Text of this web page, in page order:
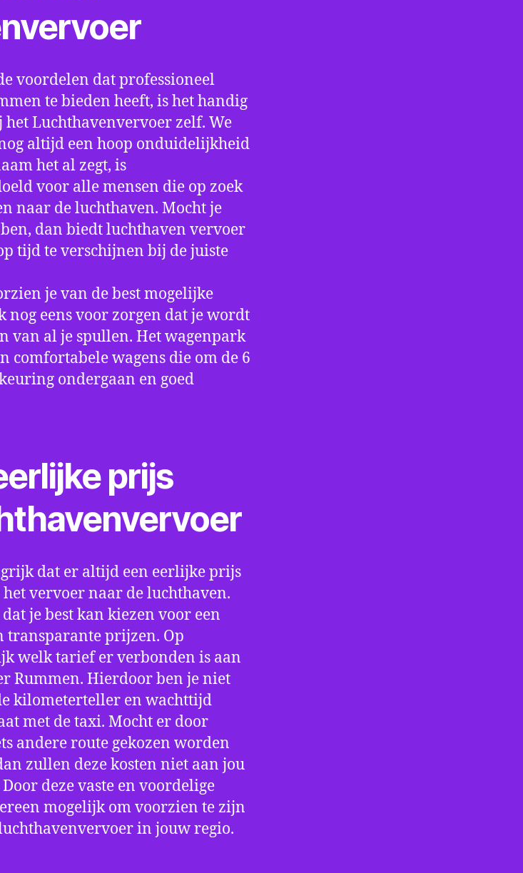
voordelen dat professioneel
te bieden heeft, is het handig
het Luchthavenvervoer zelf. We
altijd een hoop onduidelijkheid
het al zegt, is
voor alle mensen die op zoek
naar de luchthaven. Mocht je
dan biedt luchthaven vervoer
tijd te verschijnen bij de juiste
je van de best mogelijke
nog eens voor zorgen dat je wordt
van al je spullen. Het wagenpark
comfortabele wagens die om de 6
ondergaan en goed
prijs
dat er altijd een eerlijke prijs
vervoer naar de luchthaven.
je best kan kiezen voor een
transparante prijzen. Op
welk tarief er verbonden is aan
Rummen. Hierdoor ben je niet
kilometerteller en wachttijd
met de taxi. Mocht er door
andere route gekozen worden
zullen deze kosten niet aan jou
deze vaste en voordelige
mogelijk om voorzien te zijn
in jouw regio.